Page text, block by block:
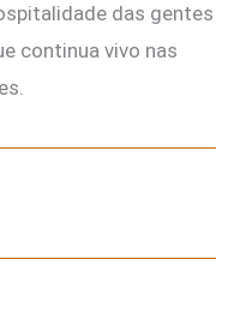
das gentes
continua vivo nas